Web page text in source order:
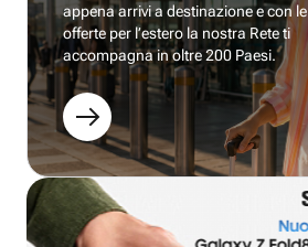
appena arrivi a destinazione e con le
offerte per l’estero la nostra Rete ti
accompagna in oltre 200 Paesi.